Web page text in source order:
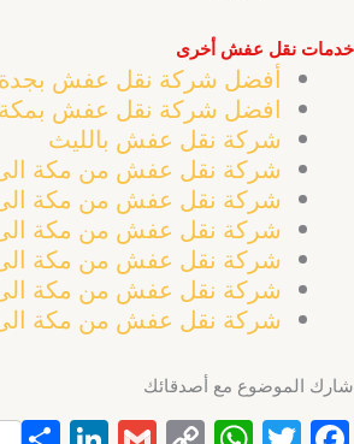
خدمات نقل عفش أخرى
أفضل شركة نقل عفش بجدة
افضل شركة نقل عفش بمكة
شركة نقل عفش بالليث
شركة نقل عفش من مكة
شركة نقل عفش من مكة الى
شركة نقل عفش من مكة
شركة نقل عفش من مكة الى
شركة نقل عفش من مكة
شركة نقل عفش من مكة
شارك الموضوع مع أصدقائك